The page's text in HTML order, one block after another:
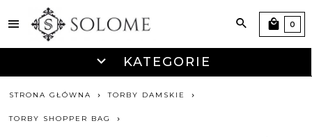
KATEGORIE
0
STRONA GŁÓWNA TORBY DAMSKIE
TORBY SHOPPER BAG